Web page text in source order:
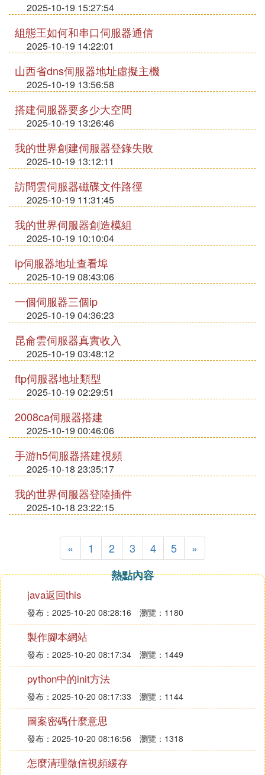
2025-10-19 15:27:54
組態王如何和串口伺服器通信
2025-10-19 14:22:01
山西省dns伺服器地址虛擬主機
2025-10-19 13:56:58
搭建伺服器要多少大空間
2025-10-19 13:26:46
我的世界創建伺服器登錄失敗
2025-10-19 13:12:11
訪問雲伺服器磁碟文件路徑
2025-10-19 11:31:45
我的世界伺服器創造模組
2025-10-19 10:10:04
ip伺服器地址查看埠
2025-10-19 08:43:06
一個伺服器三個ip
2025-10-19 04:36:23
昆侖雲伺服器真實收入
2025-10-19 03:48:12
ftp伺服器地址類型
2025-10-19 02:29:51
2008ca伺服器搭建
2025-10-19 00:46:06
手游h5伺服器搭建視頻
2025-10-18 23:35:17
我的世界伺服器登陸插件
2025-10-18 23:22:15
« 1 2 3 4 5
»
熱點內容
java返回this
發布：2025-10-20 08:28:16 瀏覽：1180
製作腳本網站
發布：2025-10-20 08:17:34 瀏覽：1449
python中的init方法
發布：2025-10-20 08:17:33 瀏覽：1144
圖案密碼什麼意思
發布：2025-10-20 08:16:56 瀏覽：1318
怎麼清理微信視頻緩存